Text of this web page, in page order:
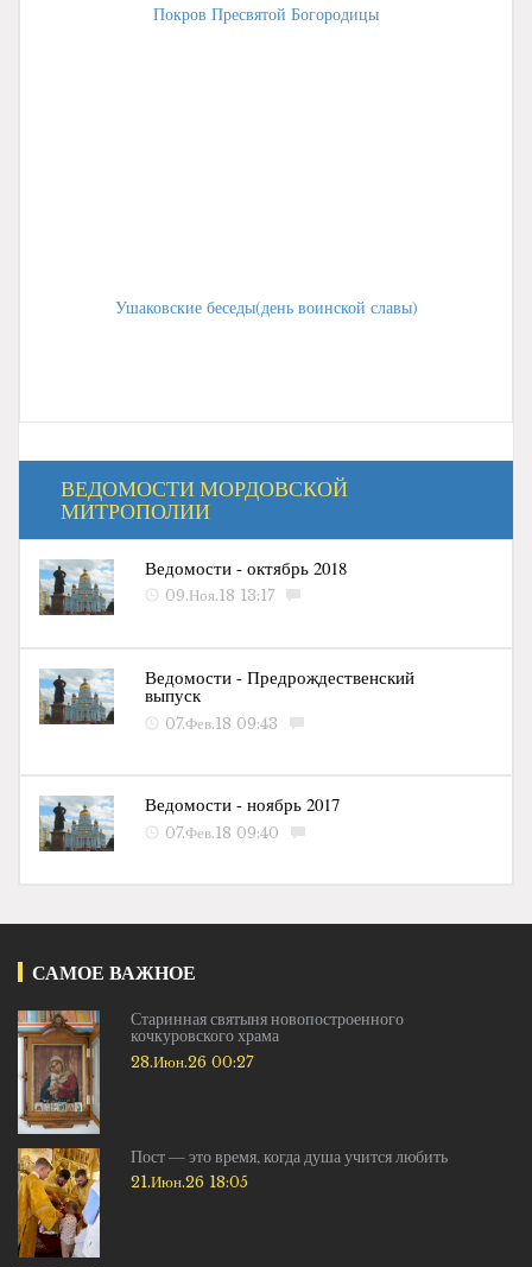
Покров Пресвятой Богородицы
Ушаковские беседы(день воинской славы)
ВЕДОМОСТИ МОРДОВСКОЙ
МИТРОПОЛИИ
Ведомости - октябрь 2018
09.Ноя.18 13:17
Ведомости - Предрождественский
выпуск
07.Фев.18 09:43
Ведомости - ноябрь 2017
07.Фев.18 09:40
САМОЕ ВАЖНОЕ
Старинная святыня новопостроенного
кочкуровского храма
28.Июн.26 00:27
Пост — это время, когда душа учится любить
21.Июн.26 18:05